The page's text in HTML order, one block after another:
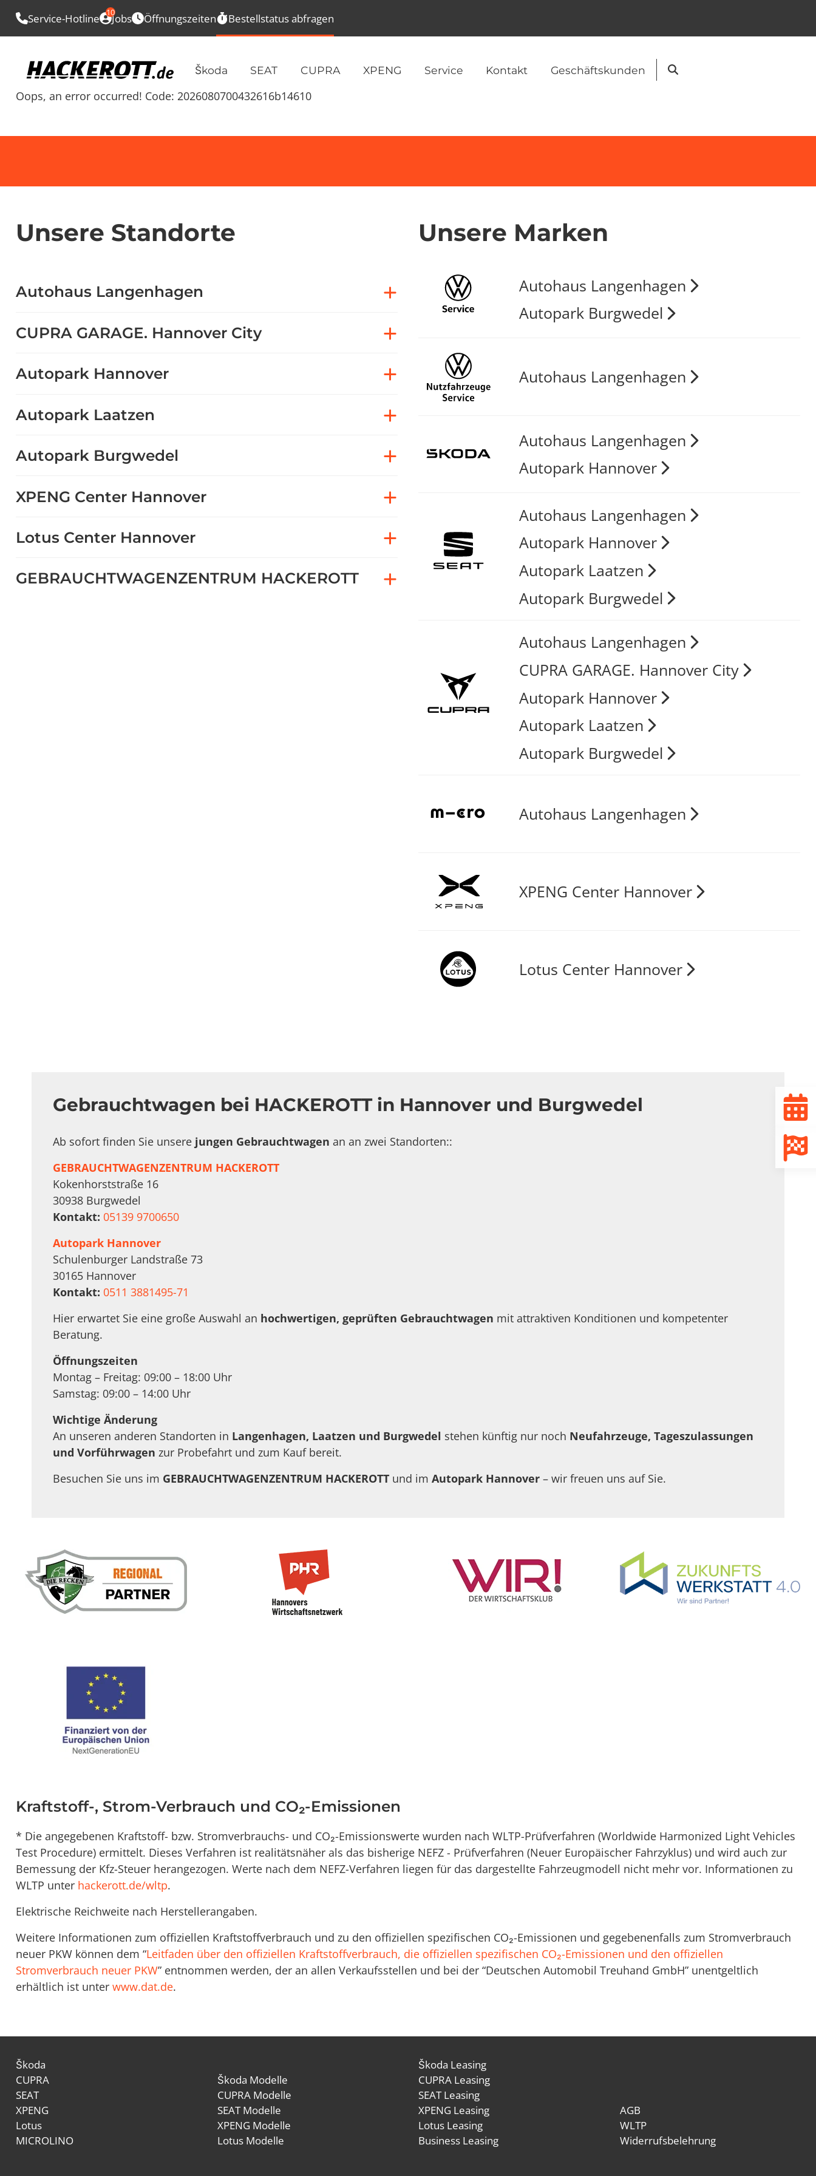
Service-Hotline Jobs
10 Öffnungszeiten Bestellstatus abfragen
Škoda SEAT CUPRA XPENG Service Kontakt Geschäftskunden Suche
Oops, an error occurred! Code: 2026080700432616b14610
Unsere Standorte
Autohaus Langenhagen
CUPRA GARAGE. Hannover City
Autopark Hannover
Autopark Laatzen
Autopark Burgwedel
XPENG Center Hannover
Lotus Center Hannover
GEBRAUCHTWAGENZENTRUM HACKEROTT
Unsere Marken
Autohaus Langenhagen
Autopark Burgwedel
Autohaus Langenhagen
Autohaus Langenhagen
Autopark Hannover
Autohaus Langenhagen
Autopark Hannover
Autopark Laatzen
Autopark Burgwedel
Autohaus Langenhagen
CUPRA GARAGE. Hannover City
Autopark Hannover
Autopark Laatzen
Autopark Burgwedel
Autohaus Langenhagen
XPENG Center Hannover
Lotus Center Hannover
Gebrauchtwagen bei HACKEROTT in Hannover und Burgwedel
Ab sofort finden Sie unsere jungen Gebrauchtwagen an an zwei Standorten::
GEBRAUCHTWAGENZENTRUM HACKEROTT
Kokenhorststraße 16
30938 Burgwedel
Kontakt: 05139 9700650
Autopark Hannover
Schulenburger Landstraße 73
30165 Hannover
Kontakt: 0511 3881495-71
Hier erwartet Sie eine große Auswahl an hochwertigen, geprüften Gebrauchtwagen mit attraktiven Konditionen und kompetenter
Beratung.
Öffnungszeiten
Montag – Freitag: 09:00 – 18:00 Uhr
Samstag: 09:00 – 14:00 Uhr
Wichtige Änderung
An unseren anderen Standorten in Langenhagen, Laatzen und Burgwedel stehen künftig nur noch Neufahrzeuge, Tageszulassungen
und Vorführwagen zur Probefahrt und zum Kauf bereit.
Besuchen Sie uns im GEBRAUCHTWAGENZENTRUM HACKEROTT und im Autopark Hannover– wir freuen uns auf Sie.
Kraftstoff-, Strom-Verbrauch und CO₂-Emissionen
* Die angegebenen Kraftstoff- bzw. Stromverbrauchs- und CO₂-Emissionswerte wurden nach WLTP-Prüfverfahren (Worldwide Harmonized Light Vehicles
Test Procedure) ermittelt. Dieses Verfahren ist realitätsnäher als das bisherige NEFZ - Prüfverfahren (Neuer Europäischer Fahrzyklus) und wird auch zur
Bemessung der Kfz-Steuer herangezogen. Werte nach dem NEFZ-Verfahren liegen für das dargestellte Fahrzeugmodell nicht mehr vor. Informationen zu
WLTP unter hackerott.de/wltp.
Elektrische Reichweite nach Herstellerangaben.
Weitere Informationen zum offiziellen Kraftstoffverbrauch und zu den offiziellen spezifischen CO₂-Emissionen und gegebenenfalls zum Stromverbrauch
neuer PKW können dem “Leitfaden über den offiziellen Kraftstoffverbrauch, die offiziellen spezifischen CO₂-Emissionen und den offiziellen
Stromverbrauch neuer PKW” entnommen werden, der an allen Verkaufsstellen und bei der “Deutschen Automobil Treuhand GmbH” unentgeltlich
erhältlich ist unter www.dat.de.
Škoda
CUPRA
SEAT
XPENG
Lotus
MICROLINO
Škoda Modelle
CUPRA Modelle
SEAT Modelle
XPENG Modelle
Lotus Modelle
Škoda Leasing
CUPRA Leasing
SEAT Leasing
XPENG Leasing
Lotus Leasing
Business Leasing
AGB
WLTP
Widerrufsbelehrung